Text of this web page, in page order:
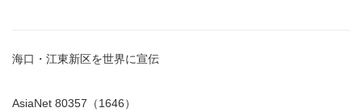
海口・江東新区を世界に宣伝
AsiaNet 80357（1646）